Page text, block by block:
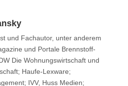
und Fach­au­tor, unter anderem
und Portale Brenn­stoff­
Die Woh­nungs­wirt­schaft und
Haufe-Lexware;
IVV, Huss Medien;